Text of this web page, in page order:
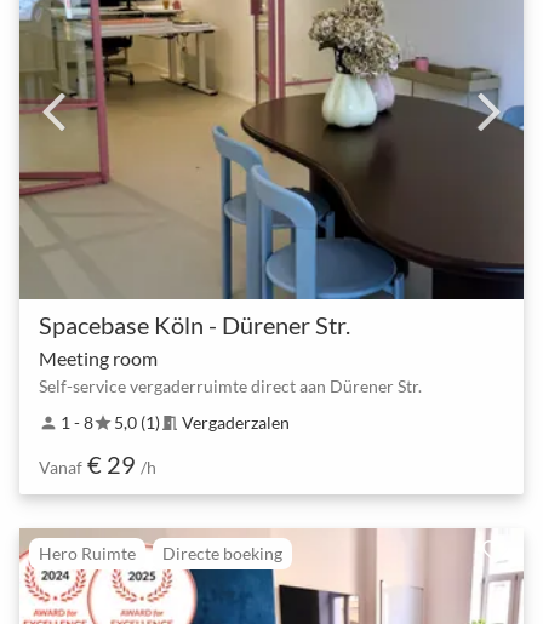
Spacebase Köln - Dürener Str.
Meeting room
Self-service vergaderruimte direct aan Dürener Str.
person 1 - 8star5,0 (1) meeting_room Vergaderzalen
Vanaf € 29 /h
Hero Ruimte Directe boeking